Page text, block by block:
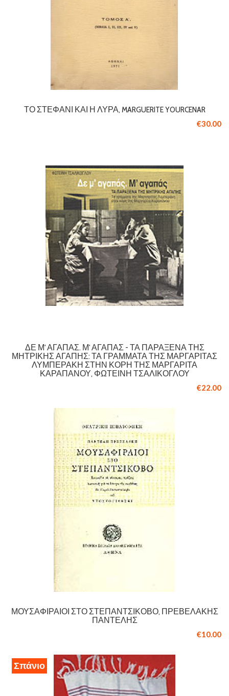
ΤΟ ΣΤΕΦΆΝΙ ΚΑΙ Η ΛΎΡΑ, MARGUERITE YOURCENAR
€30.00
ΔΕ Μ' ΑΓΑΠΆΣ. Μ' ΑΓΑΠΆΣ - ΤΑ ΠΑΡΆΞΕΝΑ ΤΗΣ
ΜΗΤΡΙΚΉΣ ΑΓΆΠΗΣ: ΤΑ ΓΡΆΜΜΑΤΑ ΤΗΣ ΜΑΡΓΑΡΊΤΑΣ
ΛΥΜΠΕΡΆΚΗ ΣΤΗΝ ΚΌΡΗ ΤΗΣ ΜΑΡΓΑΡΊΤΑ
ΚΑΡΑΠΆΝΟΥ, ΦΩΤΕΙΝΉ ΤΣΑΛΊΚΟΓΛΟΥ
€22.00
ΜΟΥΣΑΦΙΡΑΊΟΙ ΣΤΟ ΣΤΕΠΑΝΤΣΊΚΟΒΟ, ΠΡΕΒΕΛΆΚΗΣ
ΠΑΝΤΕΛΉΣ
€10.00
Σπάνιο